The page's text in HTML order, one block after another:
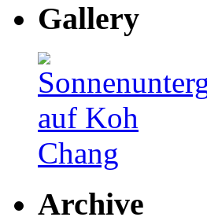
Gallery
Archive